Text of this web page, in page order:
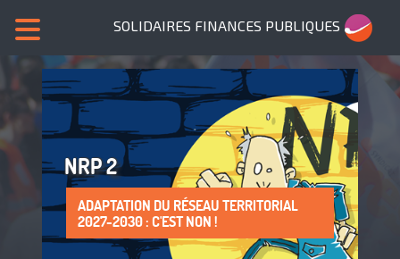
SOLIDAIRES FINANCES PUBLIQUES
NRP 2
ADAPTATION DU RÉSEAU TERRITORIAL
2027-2030 : C'EST NON !
SANS NOUS, PLUS DE SERVICES PUBLICS !
LA PROTECTION DE LA SANTÉ AU TRAVAIL
: UN DROIT À FAIRE VIVRE !
ADHÈRE À SOLIDAIRES FINANCES
PUBLIQUES